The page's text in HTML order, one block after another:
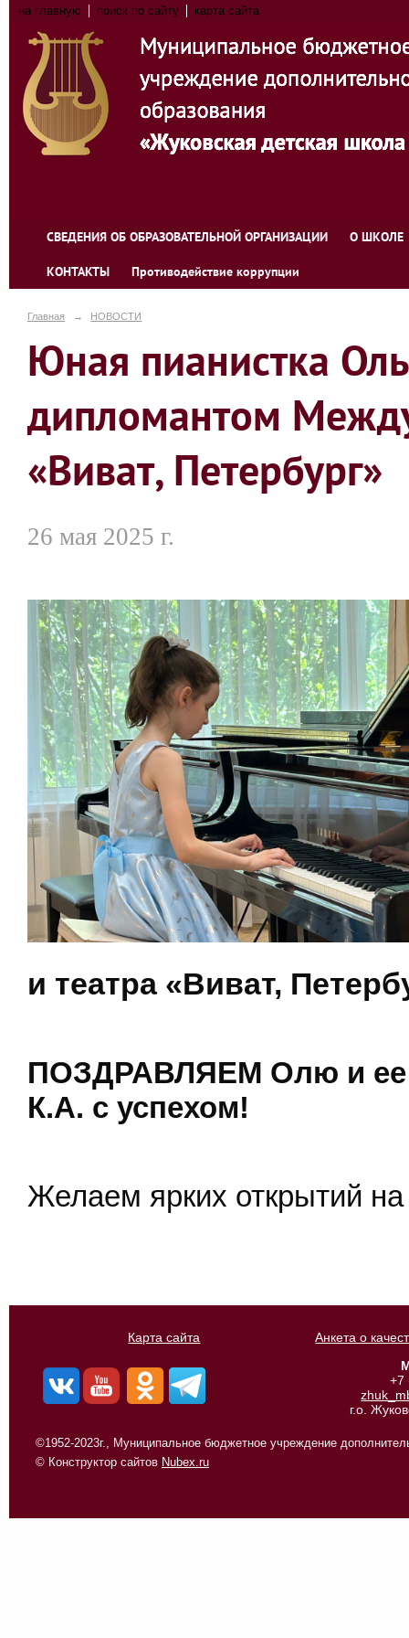
на главную поиск по сайту карта сайта
СВЕДЕНИЯ ОБ ОБРАЗОВАТЕЛЬНОЙ ОРГАНИЗАЦИИ О ШКОЛЕ
КОНТАКТЫ Противодействие коррупции
Главная → НОВОСТИ
Юная пианистка
дипломантом
«Виват, Петербург»
26 мая 2025 г.
и театра «Виват,
ПОЗДРАВЛЯЕМ Олю и ее
К.А. с успехом!
Желаем ярких открытий
Карта сайта
Анкета о
+7
г.о.
©1952-2023г., Муниципальное бюджетное учреждение
© Конструктор сайтов Nubex.ru